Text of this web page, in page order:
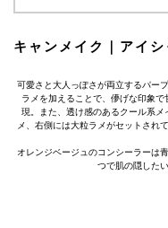
キャンメイク｜アイ
可愛さと大人っぽさが両立するパー
ラメを加えることで、儚げな印象
現。また、透け感のあるクール系
メ、右側には大粒ラメがセットされ
オレンジベージュのコンシーラーは
つで肌の隠した